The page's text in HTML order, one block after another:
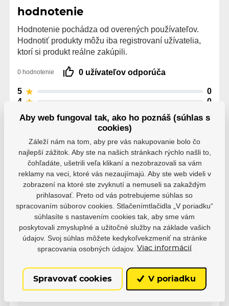
hodnotenie
Hodnotenie pochádza od overených používateľov.
Hodnotiť produkty môžu iba registrovaní užívatelia,
ktorí si produkt reálne zakúpili.
0 hodnotenie 0 užívateľov odporúča
5
0
4
0
2
0
Parametre
Výrobce Powerslide
Modelový rad Iqon
Aby web fungoval tak, ako ho poznáš (súhlas s
cookies)
Záleží nám na tom, aby pre vás nakupovanie bolo čo
najlepší zážitok. Aby ste na našich stránkach rýchlo našli to,
čohľadáte, ušetrili veľa klikaní a nezobrazovali sa vám
reklamy na veci, ktoré vás nezaujímajú. Aby ste web videli v
zobrazení na ktoré ste zvyknutí a nemuseli sa zakaždým
prihlasovať. Preto od vás potrebujeme súhlas so
spracovaním súborov cookies. Stlačenímtlačidla „V poriadku“
súhlasíte s nastavením cookies tak, aby sme vám
poskytovali zmysluplné a užitočné služby na základe vašich
údajov. Svoj súhlas môžete kedykoľvekzmeniť na stránke
spracovania osobných údajov. Viac informácií
Spravovať cookies V poriadku